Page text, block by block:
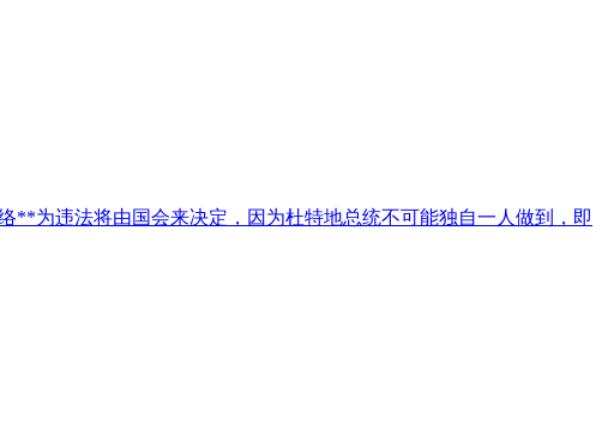
**为违法将由国会来决定，因为杜特地总统不可能独自一人做到，即